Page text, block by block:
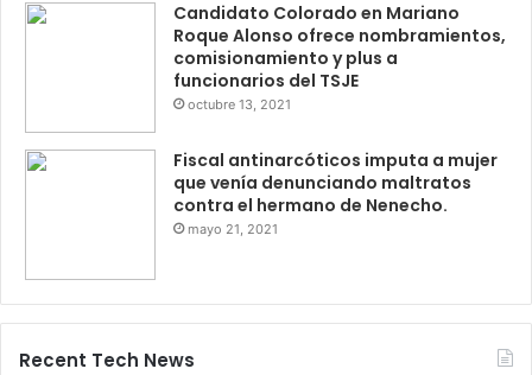
Candidato Colorado en Mariano
Roque Alonso ofrece nombramientos,
comisionamiento y plus a
funcionarios del TSJE
octubre 13, 2021
Fiscal antinarcóticos imputa a mujer
que venía denunciando maltratos
contra el hermano de Nenecho.
mayo 21, 2021
Recent Tech News